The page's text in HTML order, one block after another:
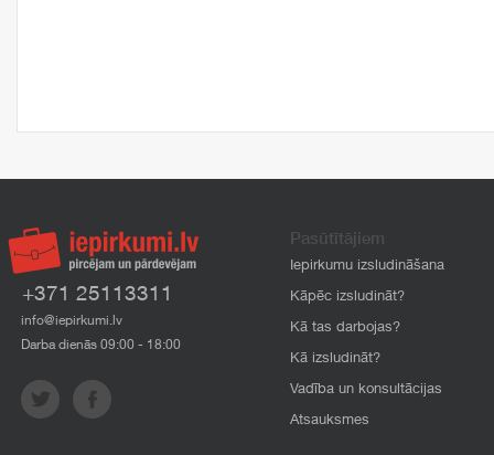
+371 25113311
info@iepirkumi.lv
Darba dienās 09:00 - 18:00
Pasūtītājiem
Iepirkumu izsludināšana
Kāpēc izsludināt?
Kā tas darbojas?
Kā izsludināt?
Vadība un konsultācijas
Atsauksmes